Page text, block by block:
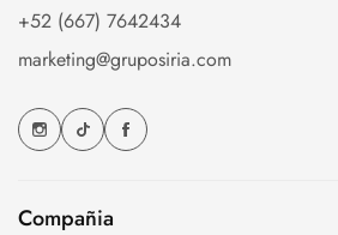
+52 (667) 7642434
marketing@gruposiria.com
Compañia